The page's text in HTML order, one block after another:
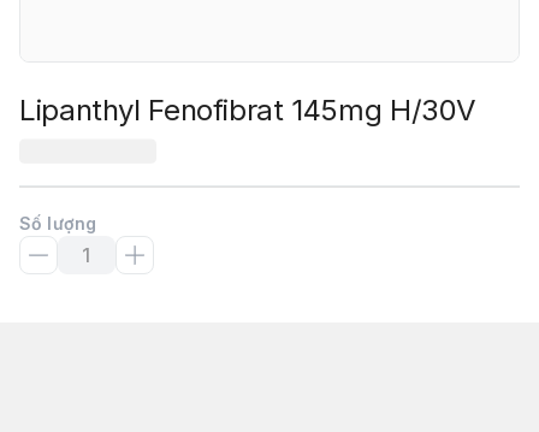
Lipanthyl Fenofibrat 145mg H/30V
Số lượng